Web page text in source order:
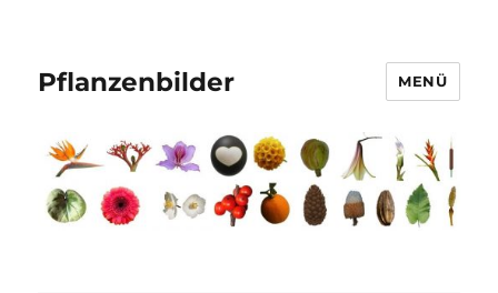
Pflanzenbilder MENÜ